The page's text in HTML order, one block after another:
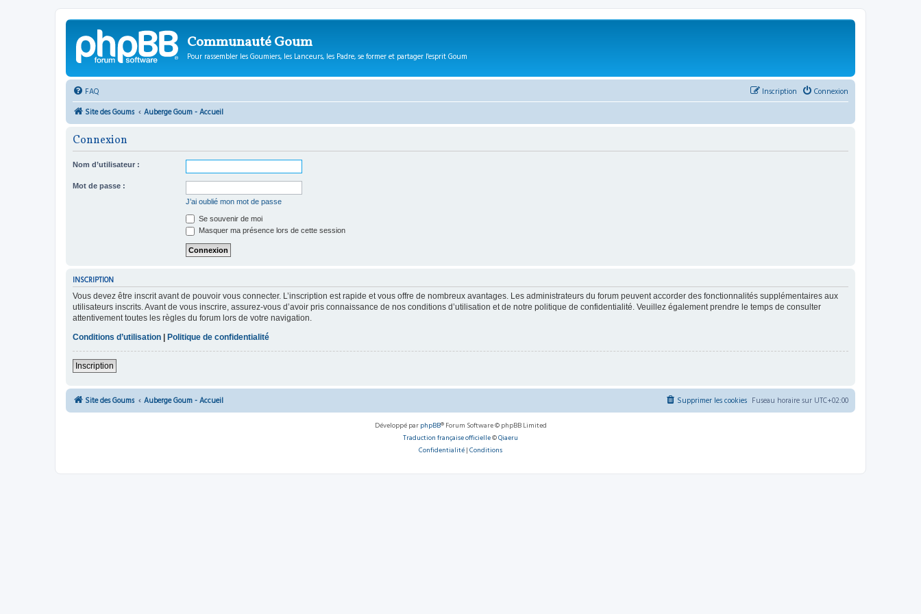
Communauté Goum
Pour rassembler les Goumiers, les Lanceurs, les Padre, se former et partager l'esprit Goum
FAQ Connexion
Inscription
Site des Goums
Auberge Goum - Accueil
Connexion
Nom d’utilisateur :
Mot de passe :
J’ai oublié mon mot de passe
Se souvenir de moi
Masquer ma présence lors de cette session
INSCRIPTION
Vous devez être inscrit avant de pouvoir vous connecter. L’inscription est rapide et vous offre de nombreux avantages. Les administrateurs du forum peuvent accorder des fonctionnalités supplémentaires aux
utilisateurs inscrits. Avant de vous inscrire, assurez-vous d’avoir pris connaissance de nos conditions d’utilisation et de notre politique de confidentialité. Veuillez également prendre le temps de consulter
attentivement toutes les règles du forum lors de votre navigation.
Conditions d’utilisation
Politique de confidentialité
Inscription
Site des Goums Auberge Goum - Accueil Fuseau horaire sur UTC+02:00
Supprimer les cookies
Développé par phpBB® Forum Software © phpBB Limited
Traduction française officielle©Qiaeru
Confidentialité | Conditions